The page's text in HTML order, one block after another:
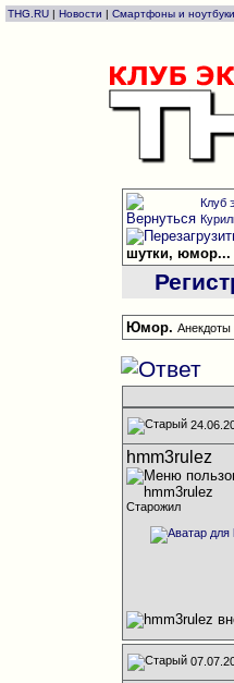
THG.RU | Новости | Смартфоны и ноутбуки
Клуб
шутки, юмор...
Юмор. Анекдоты
hmm3rulez
Старожил